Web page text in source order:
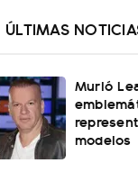
ÚLTIMAS
Murió
modelos